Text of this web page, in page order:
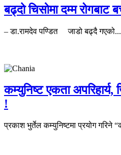
बढ्दो चिसोमा दम्म रोगबाट
– डा.रामदेव पण्डित जाडो बढ्दै गएको...
कम्युनिष्ट एकता अपरिहार्य,
!
प्रकाश भुर्तेल कम्युनिष्टमा प्रयोग गरिने